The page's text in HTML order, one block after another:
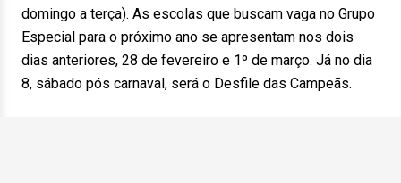
domingo a terça). As escolas que buscam vaga no Grupo
Especial para o próximo ano se apresentam nos dois
dias anteriores, 28 de fevereiro e 1º de março. Já no dia
8, sábado pós carnaval, será o Desfile das Campeãs.